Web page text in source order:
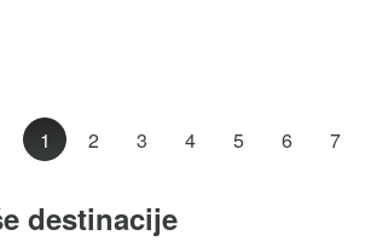
1 2 3 4 5 6 7
destinacije